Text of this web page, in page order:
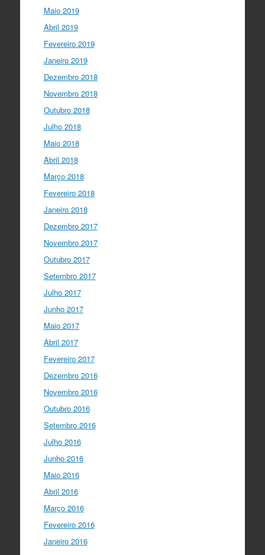
Maio 2019
Abril 2019
Fevereiro 2019
Janeiro 2019
Dezembro 2018
Novembro 2018
Outubro 2018
Julho 2018
Maio 2018
Abril 2018
Março 2018
Fevereiro 2018
Janeiro 2018
Dezembro 2017
Novembro 2017
Outubro 2017
Setembro 2017
Julho 2017
Junho 2017
Maio 2017
Abril 2017
Fevereiro 2017
Dezembro 2016
Novembro 2016
Outubro 2016
Setembro 2016
Julho 2016
Junho 2016
Maio 2016
Abril 2016
Março 2016
Fevereiro 2016
Janeiro 2016